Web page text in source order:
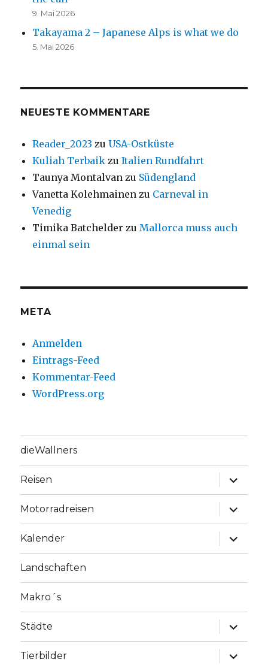
9. Mai 2026
Takayama 2 – Japanese Alps is what we do
5. Mai 2026
NEUESTE KOMMENTARE
Reader_2023 zuUSA-Ostküste
Kuliah Terbaik zuItalien Rundfahrt
Taunya Montalvan zu Südengland
Vanetta Kolehmainen zu Carneval in
Venedig
Timika Batchelder zu Mallorca muss auch
einmal sein
META
Anmelden
Eintrags-Feed
Kommentar-Feed
WordPress.org
dieWallners
Reisen
Motorradreisen
Kalender
Landschaften
Makro´s
Städte
Tierbilder